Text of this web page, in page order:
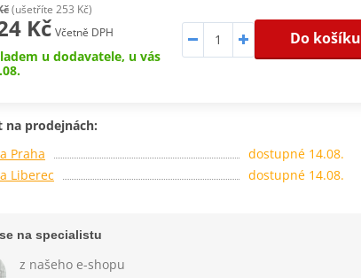
(ušetříte 253 Kč)
Kč Včetně DPH
u dodavatele, u vás
Do košíku
na prodejnách:
Praha
dostupné 14.08.
Liberec
dostupné 14.08.
na specialistu
z našeho e-shopu